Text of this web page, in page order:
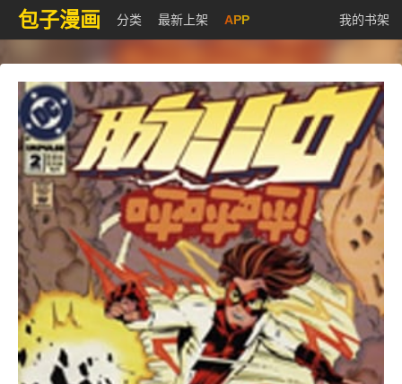
包子漫画 分类 最新上架 APP 我的书架